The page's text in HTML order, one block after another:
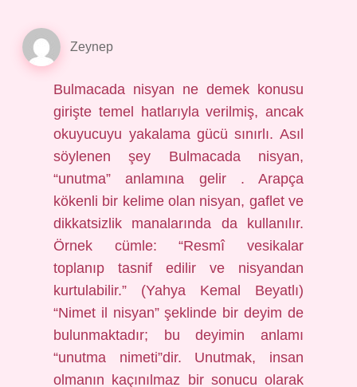
Zeynep
Bulmacada nisyan ne demek konusu
girişte temel hatlarıyla verilmiş, ancak
okuyucuyu yakalama gücü sınırlı. Asıl
söylenen şey Bulmacada nisyan,
“unutma” anlamına gelir . Arapça
kökenli bir kelime olan nisyan, gaflet ve
dikkatsizlik manalarında da kullanılır.
Örnek cümle: “Resmî vesikalar
toplanıp tasnif edilir ve nisyandan
kurtulabilir.” (Yahya Kemal Beyatlı)
“Nimet il nisyan” şeklinde bir deyim de
bulunmaktadır; bu deyimin anlamı
“unutma nimeti”dir. Unutmak, insan
olmanın kaçınılmaz bir sonucu olarak